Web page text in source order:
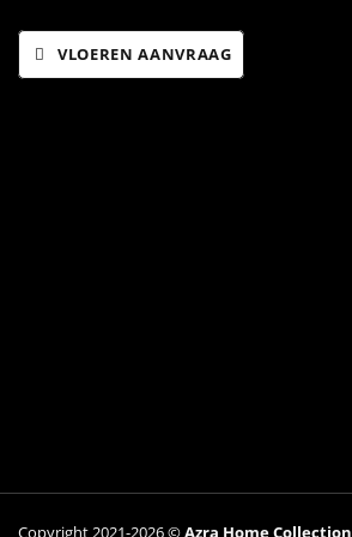
VLOEREN AANVRAAG
Copyright 2021-2026 ©Azra Home Collection